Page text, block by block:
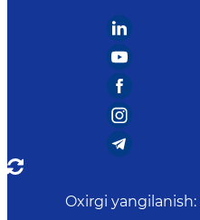
Oxirgi yangilanish: